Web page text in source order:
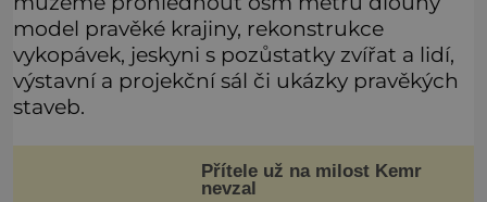
model pravěké krajiny, rekonstrukce
vykopávek, jeskyni s pozůstatky zvířat a lidí,
výstavní a projekční sál či ukázky pravěkých
staveb.
Přítele už na milost Kemr
nevzal